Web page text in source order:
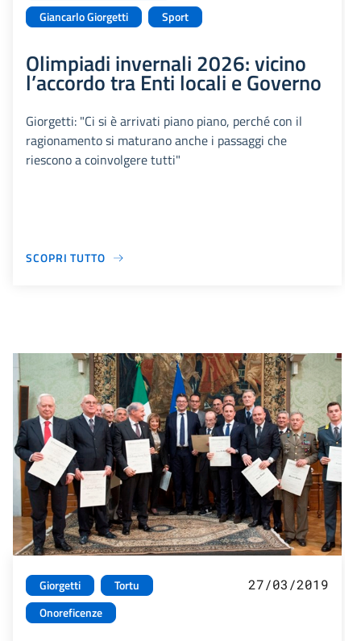
Giancarlo Giorgetti
Sport
Olimpiadi invernali 2026: vicino
l’accordo tra Enti locali e Governo
Giorgetti: "Ci si è arrivati piano piano, perché con il
ragionamento si maturano anche i passaggi che
riescono a coinvolgere tutti"
SCOPRI TUTTO
Giorgetti
Tortu
Onoreficenze
27/03/2019